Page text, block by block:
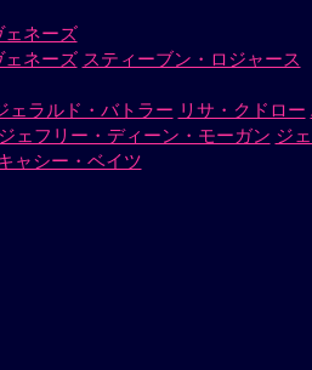
ェネーズ
ェネーズ スティーブン・ロジャース
ェラルド・バトラー リサ・クドロー
ジェフリー・ディーン・モーガン ジ
ャシー・ベイツ